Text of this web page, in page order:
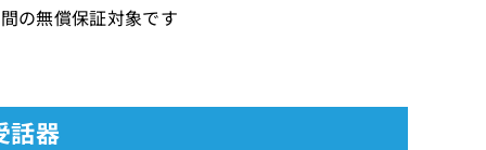
の無償保証対象です
話器